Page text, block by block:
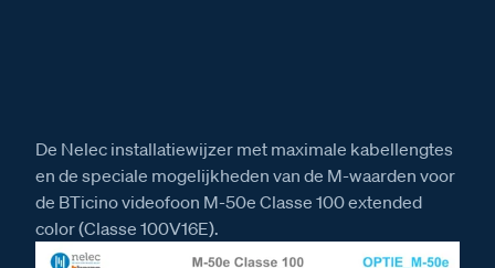
De Nelec installatiewijzer met maximale kabellengtes
en de speciale mogelijkheden van de M-waarden voor
de BTicino videofoon M-50e Classe 100 extended
color (Classe 100V16E).